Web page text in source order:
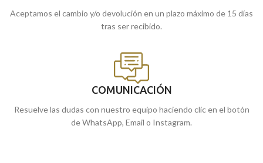
Aceptamos el cambio y/o devolución en un plazo máximo de 15 días
tras ser recibido.
COMUNICACIÓN
Resuelve las dudas con nuestro equipo haciendo clic en el botón
de WhatsApp, Email o Instagram.